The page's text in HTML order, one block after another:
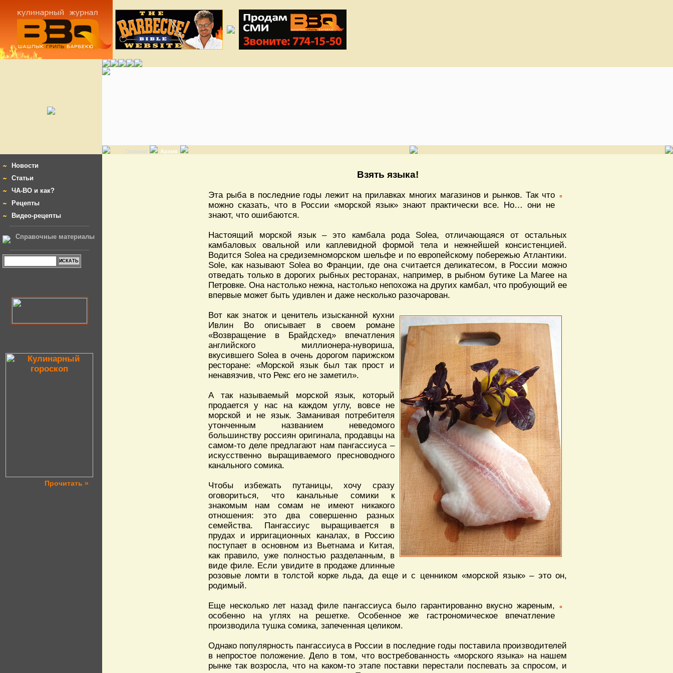
Главная Архив
Новости
Статьи
ЧА-ВО и как?
Рецепты
Видео-рецепты
Справочные материалы
Прочитать »
Взять языка!
Эта рыба в последние годы лежит на прилавках многих магазинов и рынков. Так что
можно сказать, что в России «морской язык» знают практически все. Но… они не
знают, что ошибаются.
Настоящий морской язык – это камбала рода Solea, отличающаяся от остальных
камбаловых овальной или каплевидной формой тела и нежнейшей консистенцией.
Водится Solea на средиземноморском шельфе и по европейскому побережью Атлантики.
Sole, как называют Solea во Франции, где она считается деликатесом, в России можно
отведать только в дорогих рыбных ресторанах, например, в рыбном бутике La Maree на
Петровке. Она настолько нежна, настолько непохожа на других камбал, что пробующий ее
впервые может быть удивлен и даже несколько разочарован.
Вот как знаток и ценитель изысканной кухни
Ивлин Во описывает в своем романе
«Возвращение в Брайдсхед» впечатления
английского миллионера-нувориша,
вкусившего Solea в очень дорогом парижском
ресторане: «Морской язык был так прост и
ненавязчив, что Рекс его не заметил».
А так называемый морской язык, который
продается у нас на каждом углу, вовсе не
морской и не язык. Заманивая потребителя
утонченным названием неведомого
большинству россиян оригинала, продавцы на
самом-то деле предлагают нам пангассиуса –
искусственно выращиваемого пресноводного
канального сомика.
Чтобы избежать путаницы, хочу сразу
оговориться, что канальные сомики к
знакомым нам сомам не имеют никакого
отношения: это два совершенно разных
семейства. Пангассиус выращивается в
прудах и ирригационных каналах, в Россию
поступает в основном из Вьетнама и Китая,
как правило, уже полностью разделанным, в
виде филе. Если увидите в продаже длинные
розовые ломти в толстой корке льда, да еще и с ценником «морской язык» – это он,
родимый.
Еще несколько лет назад филе пангассиуса было гарантированно вкусно жареным,
особенно на углях на решетке. Особенное же гастрономическое впечатление
производила тушка сомика, запеченная целиком.
Однако популярность пангассиуса в России в последние годы поставила производителей
в непростое положение. Дело в том, что востребованность «морского языка» на нашем
рынке так возросла, что на каком-то этапе поставки перестали поспевать за спросом, и